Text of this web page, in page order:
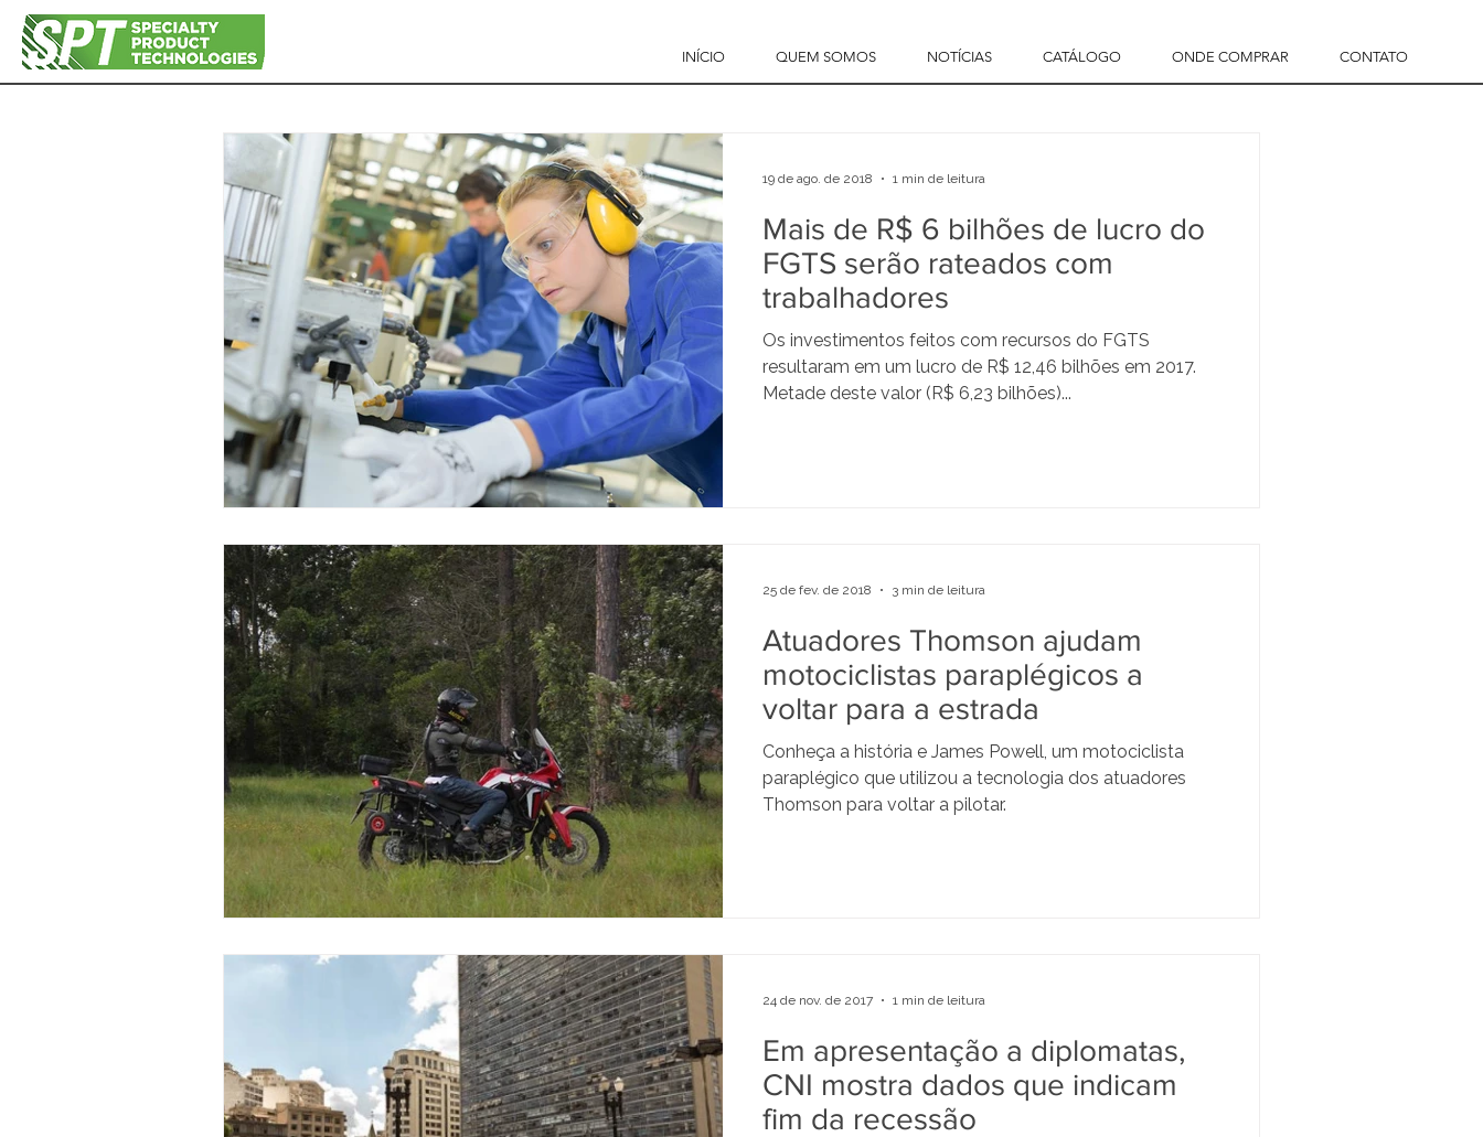
INÍCIO QUEM SOMOS NOTÍCIAS CATÁLOGO ONDE COMPRAR CONTATO
Mais de R$ 6 bilhões de lucro do
FGTS serão rateados com
trabalhadores
Os investimentos feitos com recursos do FGTS
resultaram em um lucro de R$ 12,46 bilhões em 2017.
Metade deste valor (R$ 6,23 bilhões)...
19 de ago. de 2018 1 min de leitura
Atuadores Thomson ajudam
motociclistas paraplégicos a
voltar para a estrada
Conheça a história e James Powell, um motociclista
paraplégico que utilizou a tecnologia dos atuadores
Thomson para voltar a pilotar.
25 de fev. de 2018 3 min de leitura
Em apresentação a diplomatas,
CNI mostra dados que indicam
fim da recessão
24 de nov. de 2017 1 min de leitura